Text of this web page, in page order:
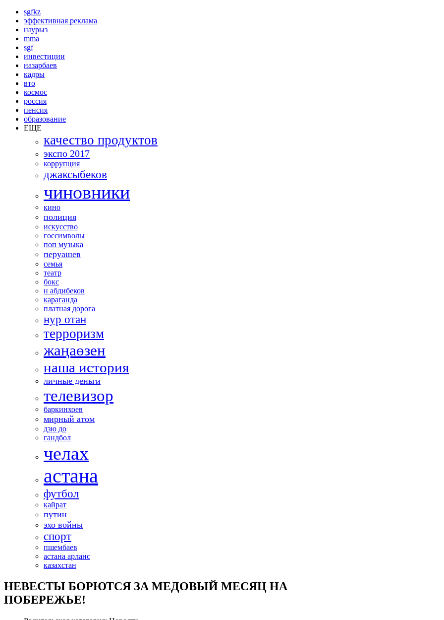
sgfkz
эффективная реклама
наурыз
mma
sgf
инвестиции
назарбаев
кадры
вто
космос
россия
пенсия
образование
ЕЩЕ
качество продуктов
экспо 2017
коррупция
джаксыбеков
чиновники
кино
полиция
искусство
госсимволы
поп музыка
перуашев
семья
театр
бокс
н абдибеков
караганда
платная дорога
нур отан
терроризм
жаңаөзен
наша история
личные деньги
телевизор
баркинхоев
мирный атом
дзю до
гандбол
челах
астана
футбол
кайрат
путин
эхо войны
спорт
пшембаев
астана арланс
казахстан
НЕВЕСТЫ БОРЮТСЯ ЗА МЕДОВЫЙ МЕСЯЦ НА
ПОБЕРЕЖЬЕ!